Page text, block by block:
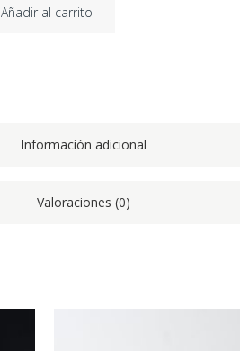
Añadir al carrito
Información adicional
Valoraciones (0)